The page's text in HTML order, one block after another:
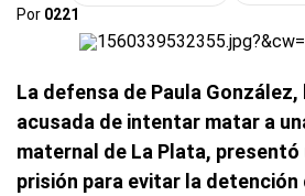
Por 0221
La defensa de Paula
acusada de intentar matar a
maternal de La Plata, presentó
prisión para evitar la detención